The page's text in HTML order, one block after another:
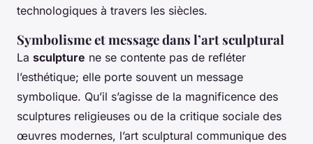
technologiques à travers les siècles.
Symbolisme et message dans l’art sculptural
La sculpture ne se contente pas de refléter
l’esthétique; elle porte souvent un message
symbolique. Qu’il s’agisse de la magnificence des
sculptures religieuses ou de la critique sociale des
œuvres modernes, l’art sculptural communique des